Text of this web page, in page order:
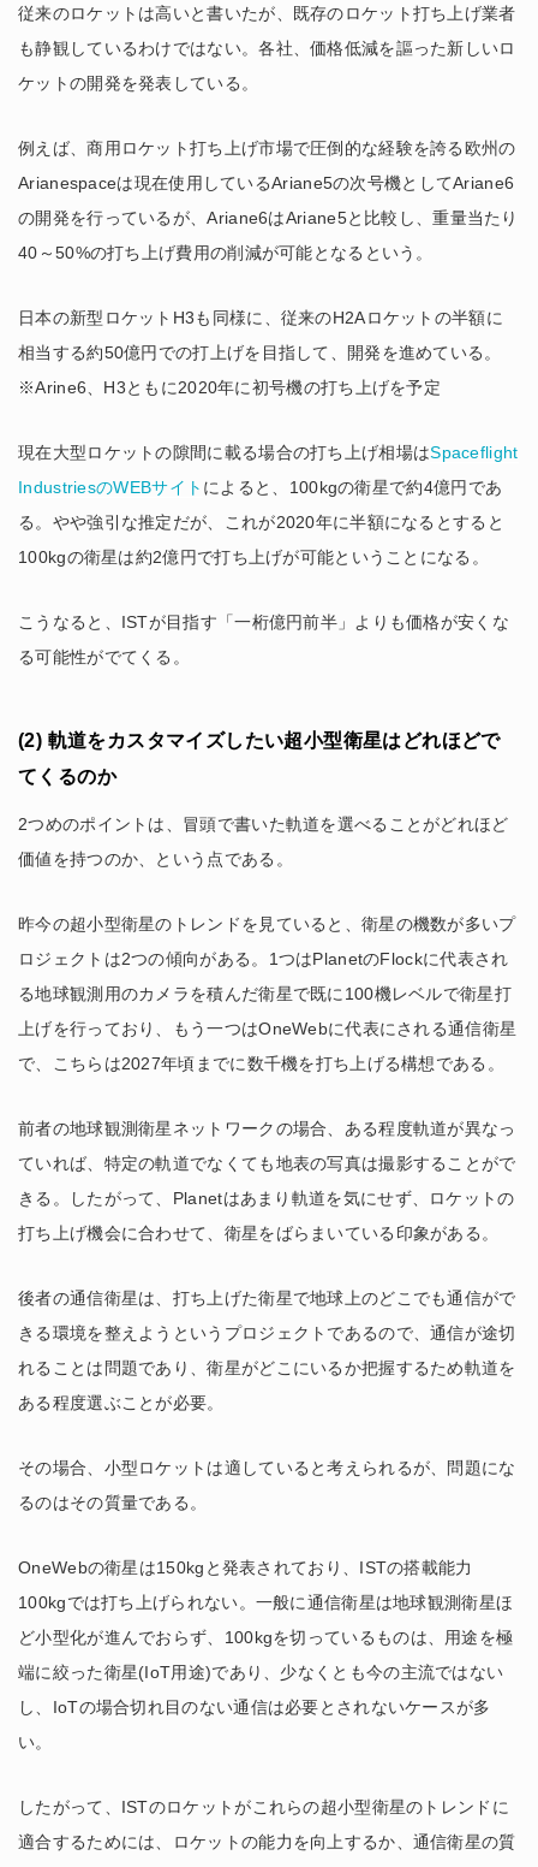
従来のロケットは高いと書いたが、既存のロケット打ち上げ業者
も静観しているわけではない。各社、価格低減を謳った新しいロ
ケットの開発を発表している。
例えば、商用ロケット打ち上げ市場で圧倒的な経験を誇る欧州の
Arianespaceは現在使用しているAriane5の次号機としてAriane6
の開発を行っているが、Ariane6はAriane5と比較し、重量当たり
40～50%の打ち上げ費用の削減が可能となるという。
日本の新型ロケットH3も同様に、従来のH2Aロケットの半額に
相当する約50億円での打上げを目指して、開発を進めている。
※Arine6、H3ともに2020年に初号機の打ち上げを予定
現在大型ロケットの隙間に載る場合の打ち上げ相場はSpaceflight
IndustriesのWEBサイト によると、100kgの衛星で約4億円であ
る。やや強引な推定だが、これが2020年に半額になるとすると
100kgの衛星は約2億円で打ち上げが可能ということになる。
こうなると、ISTが目指す「一桁億円前半」よりも価格が安くな
る可能性がでてくる。
(2) 軌道をカスタマイズしたい超小型衛星はどれほどで
てくるのか
2つめのポイントは、冒頭で書いた軌道を選べることがどれほど
価値を持つのか、という点である。
昨今の超小型衛星のトレンドを見ていると、衛星の機数が多いプ
ロジェクトは2つの傾向がある。1つはPlanetのFlockに代表され
る地球観測用のカメラを積んだ衛星で既に100機レベルで衛星打
上げを行っており、もう一つはOneWebに代表にされる通信衛星
で、こちらは2027年頃までに数千機を打ち上げる構想である。
前者の地球観測衛星ネットワークの場合、ある程度軌道が異なっ
ていれば、特定の軌道でなくても地表の写真は撮影することがで
きる。したがって、Planetはあまり軌道を気にせず、ロケットの
打ち上げ機会に合わせて、衛星をばらまいている印象がある。
後者の通信衛星は、打ち上げた衛星で地球上のどこでも通信がで
きる環境を整えようというプロジェクトであるので、通信が途切
れることは問題であり、衛星がどこにいるか把握するため軌道を
ある程度選ぶことが必要。
その場合、小型ロケットは適していると考えられるが、問題にな
るのはその質量である。
OneWebの衛星は150kgと発表されており、ISTの搭載能力
100kgでは打ち上げられない。一般に通信衛星は地球観測衛星ほ
ど小型化が進んでおらず、100kgを切っているものは、用途を極
端に絞った衛星(IoT用途)であり、少なくとも今の主流ではない
し、IoTの場合切れ目のない通信は必要とされないケースが多
い。
したがって、ISTのロケットがこれらの超小型衛星のトレンドに
適合するためには、ロケットの能力を向上するか、通信衛星の質